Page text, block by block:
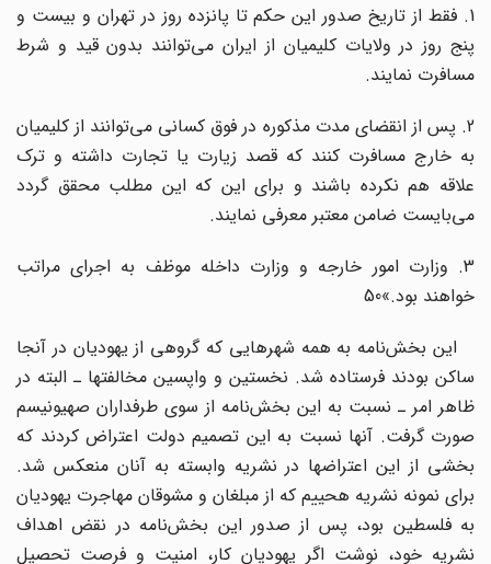
1. فقط از تاریخ صدور این حکم تا پانزده روز در تهران و بیست و
پنج روز در ولایات کلیمیان از ایران می‌توانند بدون قید و شرط
مسافرت نمایند.
2. پس از انقضای مدت مذکوره در فوق کسانی می‌توانند از کلیمیان
به خارج مسافرت کنند که قصد زیارت یا تجارت داشته و ترک
علاقه هم نکرده باشند و برای این که این مطلب محقق گردد
می‌بایست ضامن معتبر معرفی نمایند.
3. وزارت امور خارجه و وزارت داخله موظف به اجرای مراتب
خواهند بود.»50
این بخش‌نامه به همه شهرهایی که گروهی از یهودیان در آنجا
ساکن بودند فرستاده شد. نخستین و واپسین مخالفتها ـ البته در
ظاهر امر ـ نسبت به این بخش‌نامه از سوی طرفداران صهیونیسم
صورت گرفت. آنها نسبت به این تصمیم دولت اعتراض کردند که
بخشی از این اعتراضها در نشریه وابسته به آنان منعکس شد.
برای نمونه نشریه هحییم که از مبلغان و مشوقان مهاجرت یهودیان
به فلسطین بود، پس از صدور این بخش‌نامه در نقض اهداف
نشریه خود، نوشت اگر یهودیان کار، امنیت و فرصت تحصیل